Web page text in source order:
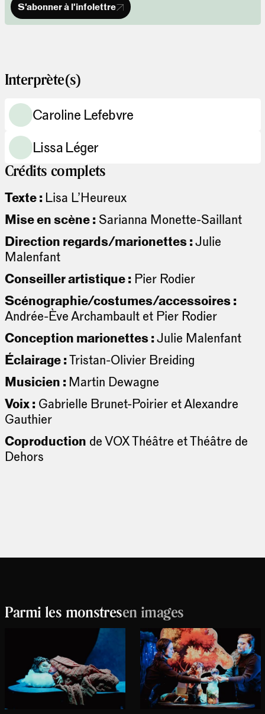
S'abonner à l'infolettre
Interprète(s)
Caroline Lefebvre
Lissa Léger
Crédits complets
Texte : Lisa L’Heureux
Mise en scène :Sarianna Monette-Saillant
Direction regards/marionettes :Julie
Malenfant
Conseiller artistique :Pier Rodier
Scénographie/costumes/accessoires :
Andrée-Ève Archambault et Pier Rodier
Conception marionettes :Julie Malenfant
Éclairage :Tristan-Olivier Breiding
Musicien : Martin Dewagne
Voix :Gabrielle Brunet-Poirier et Alexandre
Gauthier
Coproduction de VOX Théâtre et Théâtre de
Dehors
Parmi les monstresen images